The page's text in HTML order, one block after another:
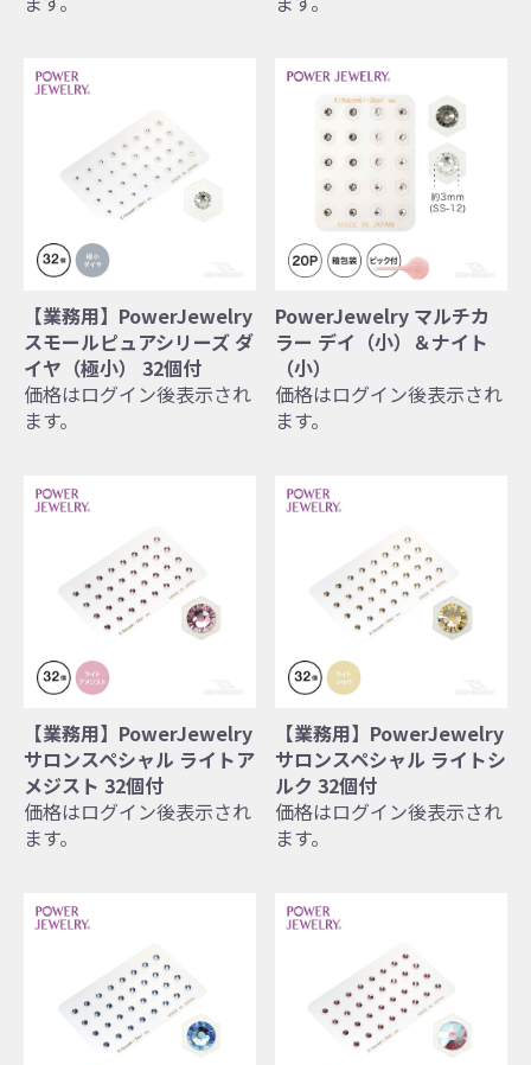
【業務用】PowerJewelry
スモールピュアシリーズ ダ
イヤ（極小） 32個付
価格はログイン後表示され
ます。
PowerJewelry マルチカ
ラー デイ（小）＆ナイト
（小）
価格はログイン後表示され
ます。
【業務用】PowerJewelry
サロンスペシャル ライトア
メジスト 32個付
価格はログイン後表示され
ます。
【業務用】PowerJewelry
サロンスペシャル ライトシ
ルク 32個付
価格はログイン後表示され
ます。